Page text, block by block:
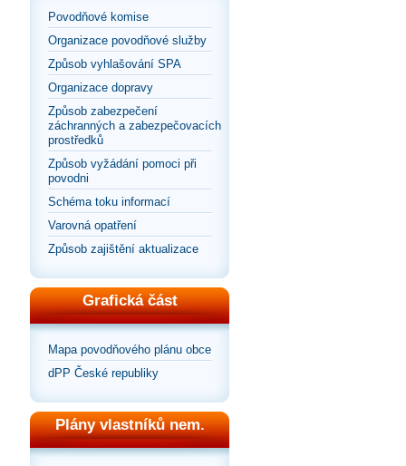
Povodňové komise
Organizace povodňové služby
Způsob vyhlašování SPA
Organizace dopravy
Způsob zabezpečení
záchranných a zabezpečovacích
prostředků
Způsob vyžádání pomoci při
povodni
Schéma toku informací
Varovná opatření
Způsob zajištění aktualizace
Grafická část
Mapa povodňového plánu obce
dPP České republiky
Plány vlastníků nem.